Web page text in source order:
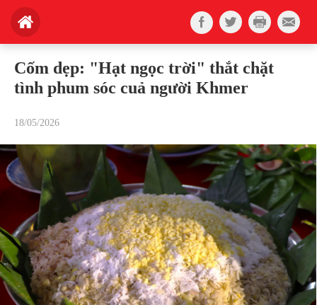
Cốm dẹp: "Hạt ngọc trời" thắt chặt
tình phum sóc cuả người Khmer
18/05/2026